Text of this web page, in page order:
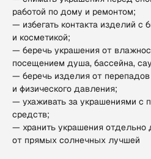
работой по дому и ремонтом;
— избегать контакта изделий с
и косметикой;
— беречь украшения от
посещением душа, бассейна,
— беречь изделия от
и физического давления;
— ухаживать за украшениями с
средств;
— хранить украшения отдельно
от прямых солнечных лучшей